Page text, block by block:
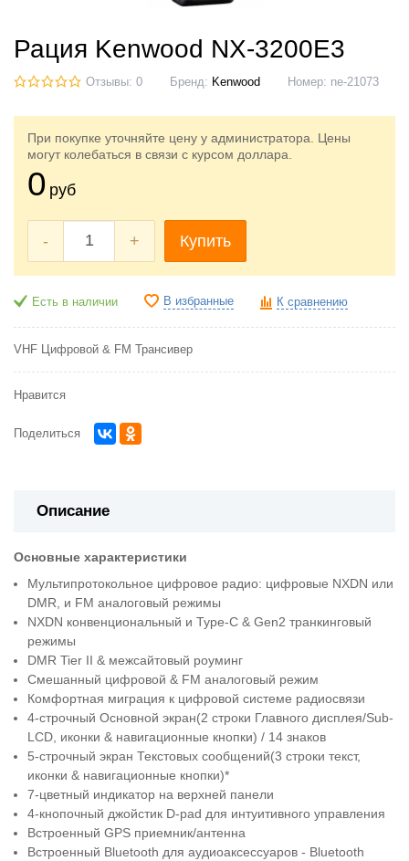
Рация Kenwood NX-3200E3
Отзывы: 0 Бренд: Kenwood Номер: ne-21073
При покупке уточняйте цену у администратора. Цены
могут колебаться в связи с курсом доллара.
0 руб
- + Купить
Есть в наличии В избранные К сравнению
VHF Цифровой & FM Трансивер
Нравится
Поделиться
Описание
Основные характеристики
Мультипротокольное цифровое радио: цифровые NXDN или
DMR, и FM аналоговый режимы
NXDN конвенциональный и Type-C & Gen2 транкинговый
режимы
DMR Tier II & межсайтовый роуминг
Смешанный цифровой & FM аналоговый режим
Комфортная миграция к цифровой системе радиосвязи
4-строчный Основной экран(2 строки Главного дисплея/Sub-
LCD, иконки & навигационные кнопки) / 14 знаков
5-строчный экран Текстовых сообщений(3 строки текст,
иконки & навигационные кнопки)*
7-цветный индикатор на верхней панели
4-кнопочный джойстик D-pad для интуитивного управления
Встроенный GPS приемник/антенна
Встроенный Bluetooth для аудиоаксессуаров - Bluetooth